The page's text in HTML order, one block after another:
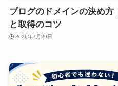
ブログのドメインの決め
と取得のコツ
2026年7月29日